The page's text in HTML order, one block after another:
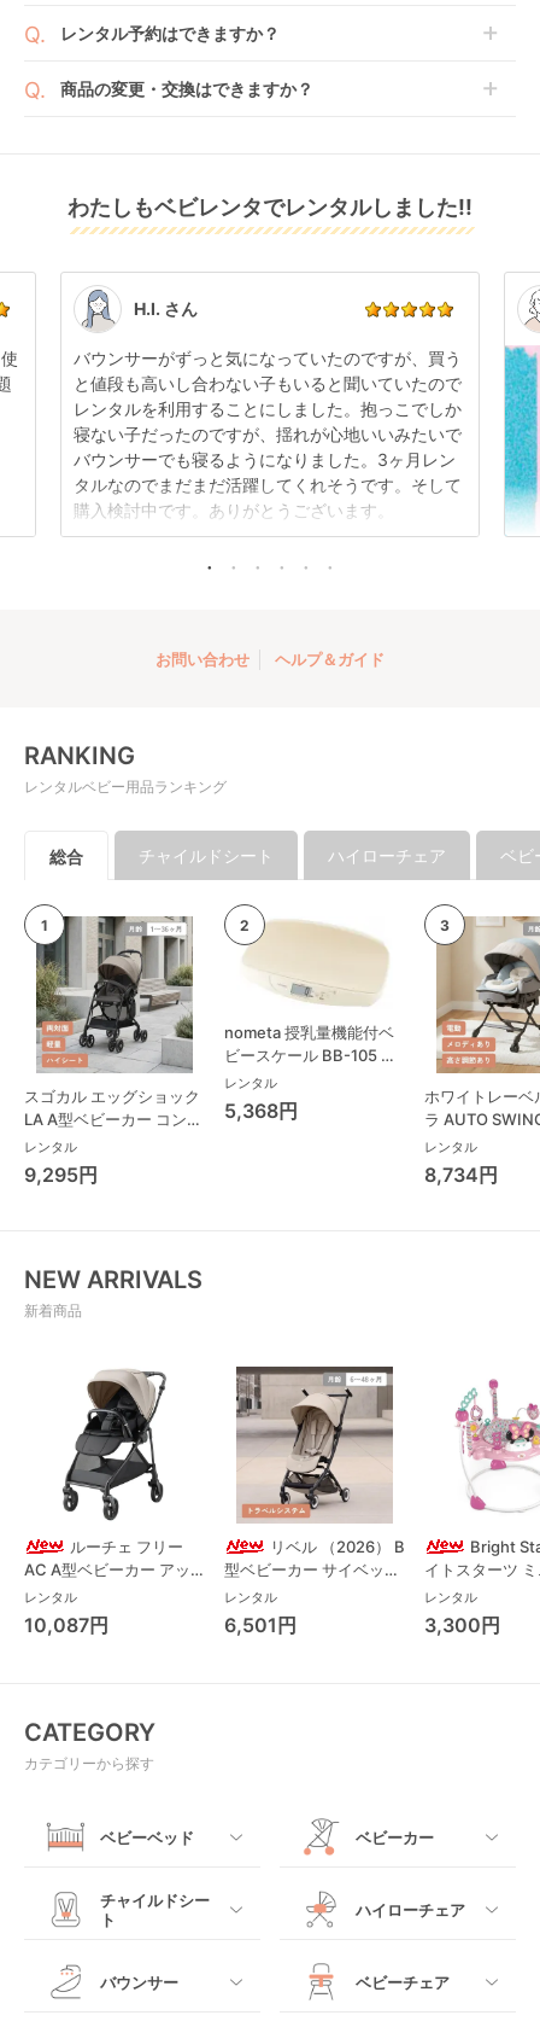
ク JS チャイルドシー
ト コンビ(Combi)
レンタル
円 〜
ト アップリカ
(Aprica)
レンタル
4,125円 〜
ショック ZC-720 チ
ャイルドシート コン
ビ(Combi)
レンタル
5,555円 〜
折りたたみ チャイル
ドシート ISOFIX チャ
イルドシート プッパ
プポ(PUPPAPUPO)
円 〜
場合や、在庫切れによりご注文をキャンセルさせてい
い。
※万が一キャンセルとなった場合には、代金は全額ご
てお届けしております。そのため、小さなキズや使用
感はございますが、故障や大きなキズ、シミなどのリ
す。
点検清掃については
もご確認ください。
詳しくはこちらをご確認ください。
※空港への配達はご対応できかねますのであらかじめ
レンタル予約はできますか？
可能ですので、商品のご注文時にご希望のお日にちに
商品の変更・交換はできますか？
また、レンタル期間の変更も商品発送前であれば変更
可能です。
い。
わたしもベビレンタでレンタルしました!!
H.I. さん
バウンサーがずっと気になっていたのですが、買う
と値段も高いし合わない子もいると聞いていたので
レンタルを利用することにしました。抱っこでしか
寝ない子だったのですが、揺れが心地いいみたいで
バウンサーでも寝るようになりました。3ヶ月レン
タルなのでまだまだ活躍してくれそうです。そして
購入検討中です。ありがとうございます。
お問い合わせ ヘルプ＆ガイド
RANKING
レンタルベビー用品ランキング
総合 チャイルドシート ハイローチェア ベビ
スゴカル エッグショック
LA A型ベビーカー コンビ
(Combi)
レンタル
9,295円
nometa 授乳量機能付ベ
ビースケール BB-105 タ
ニタ(TANITA) ベビースケ
ール・体重計
レンタル
5,368円
ホワイトレーベ
ラ AUTO
Long スリープ
コンビ(Combi)
チェア・ベビー
レンタル
8,734円
NEW ARRIVALS
新着商品
ルーチェ フリー
AC A型ベビーカー アッ
プリカ(Aprica) A型ベビ
ーカー アップリカ
(Aprica)
レンタル
10,087円
リベル （2026） B
型ベビーカー サイベック
ス(cybex)
レンタル
6,501円
Bright
イトスターツ
ス フォーエバ
レンド ジャン
パルー キッズ
レンタル
3,300円
CATEGORY
カテゴリーから探す
ベビーベッド
すべて
レギュラーサイズベビ
ベビーカー
すべて
チャイルドシー
ト
すべて
ハイローチェア
すべて
バウンサー ベビーチェア